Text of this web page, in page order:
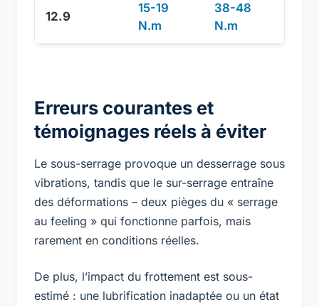
12.9
15-19
N.m
38-48
N.m
Erreurs courantes et
témoignages réels à éviter
Le sous-serrage provoque un desserrage sous
vibrations, tandis que le sur-serrage entraîne
des déformations – deux pièges du « serrage
au feeling » qui fonctionne parfois, mais
rarement en conditions réelles.
De plus, l’impact du frottement est sous-
estimé : une lubrification inadaptée ou un état